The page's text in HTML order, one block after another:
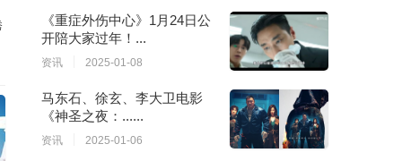
《重症外伤中心》1月24日公
开陪大家过年！...
资讯 2025-01-08
马东石、徐玄、李大卫电影
《神圣之夜：......
资讯 2025-01-06